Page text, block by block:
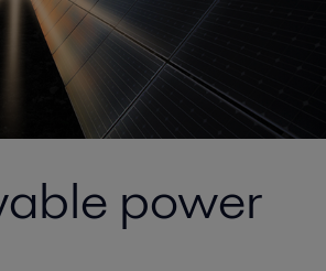
power